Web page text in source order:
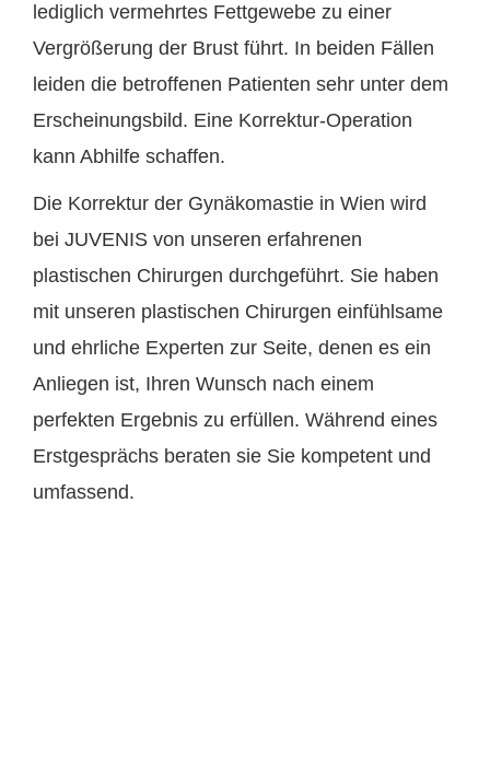
lediglich vermehrtes Fettgewebe zu einer
Vergrößerung der Brust führt. In beiden Fällen
leiden die betroffenen Patienten sehr unter dem
Erscheinungsbild. Eine Korrektur-Operation
kann Abhilfe schaffen.
Die Korrektur der Gynäkomastie in Wien wird
bei JUVENIS von unseren erfahrenen
plastischen Chirurgen durchgeführt. Sie haben
mit unseren plastischen Chirurgen einfühlsame
und ehrliche Experten zur Seite, denen es ein
Anliegen ist, Ihren Wunsch nach einem
perfekten Ergebnis zu erfüllen. Während eines
Erstgesprächs beraten sie Sie kompetent und
umfassend.